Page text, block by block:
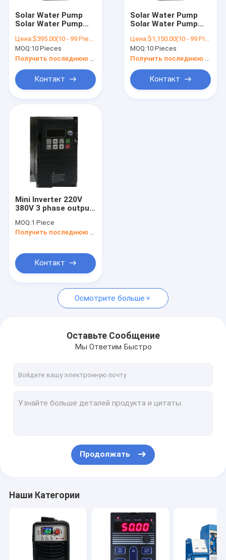
Solar Water Pump
Solar Water Pump
PV Solar Water Pump
Frequency Inverter
With MPPT For
VFD Drive
Цена:$395.00(10 - 99 Pieces) $392.00(100 - 999 Pieces) $390.00(>=1000 Pieces)
MOQ:10 Pieces
Контакт
Solar Water Pump
Solar Water Pump
PV Solar Water Pump
Frequency Inverter
With MPPT For
VFD Drive
Цена:$1,150.00(10 - 99 Pieces) $1,145.00(100 - 999 Pieces) $1,140.00(>=1000 Pieces)
MOQ:10 Pieces
Контакт
Mini Inverter 220V
380V 3 phase output
50hz 60hz VFD
DFL5800-5005
MOQ:1 Piece
Получить последнюю цену
Контакт
Осмотрите больше
Оставьте Сообщение
Мы Ответим Быстро
Продолжать
Наши Категории